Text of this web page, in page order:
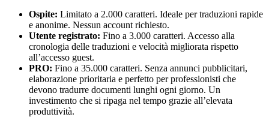
Ospite: Limitato a 2.000 caratteri. Ideale per traduzioni rapide
e anonime. Nessun account richiesto.
Utente registrato: Fino a 3.000 caratteri. Accesso alla
cronologia delle traduzioni e velocità migliorata rispetto
all’accesso guest.
PRO: Fino a 35.000 caratteri. Senza annunci pubblicitari,
elaborazione prioritaria e perfetto per professionisti che
devono tradurre documenti lunghi ogni giorno. Un
investimento che si ripaga nel tempo grazie all’elevata
produttività.